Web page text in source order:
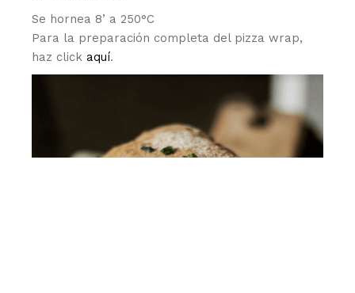
Se hornea 8’ a 250°C
Para la preparación completa del pizza wrap,
haz clickaquí.